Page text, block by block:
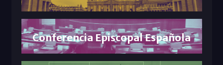
Conferencia Episcopal Española